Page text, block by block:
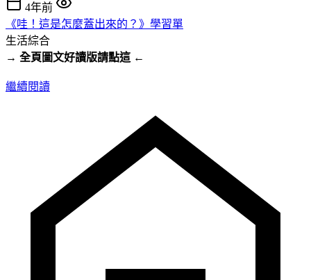
4年前
《哇！這是怎麼蓋出來的？》學習單
生活綜合
→ 全頁圖文好讀版請點這 ←
繼續閱讀